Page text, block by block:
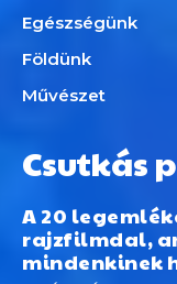
Egészségünk
Földünk
Művészet
Csutkás
A 20
rajzfilmdal,
mindenkinek